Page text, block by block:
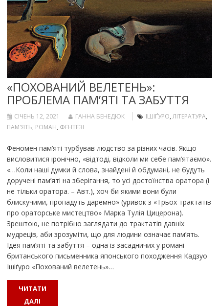
«ПОХОВАНИЙ ВЕЛЕТЕНЬ»:
ПРОБЛЕМА ПАМ’ЯТІ ТА ЗАБУТТЯ
СІЧЕНЬ 12, 2021 ГАННА БЕНЕДЮК ІШІҐУРО,ЛІТЕРАТУРА,
ПАМ'ЯТЬ, РОМАН, ФЕНТЕЗІ
Феномен пам’яті турбував людство за різних часів. Якщо
висловитися іронічно, «відтоді, відколи ми себе пам’ятаємо».
«…Коли наші думки й слова, знайдені й обдумані, не будуть
доручені пам’яті на зберігання, то усі достоїнства оратора (і
не тільки оратора. – Авт.), хоч би якими вони були
блискучими, пропадуть даремно» (уривок з «Трьох трактатів
про ораторське мистецтво» Марка Тулія Цицерона).
Зрештою, не потрібно заглядати до трактатів давніх
мудреців, аби зрозуміти, що для людини означає пам’ять.
Ідея пам’яті та забуття – одна із засадничих у романі
британського письменника японського походження Кадзуо
Ішіґуро «Похований велетень»…
ЧИТАТИ
ДАЛІ